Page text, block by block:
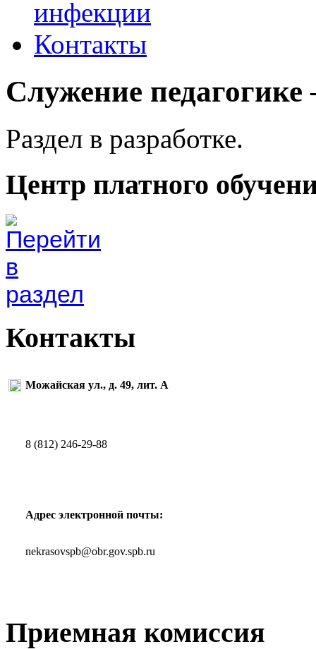
инфекции
Контакты
Служение
Раздел в разработке.
Центр платного
Контакты
Можайская ул., д. 49, лит. А
8 (812) 246-29-88
Адрес электронной почты:
nekrasovspb@obr.gov.spb.ru
Приемная комиссия